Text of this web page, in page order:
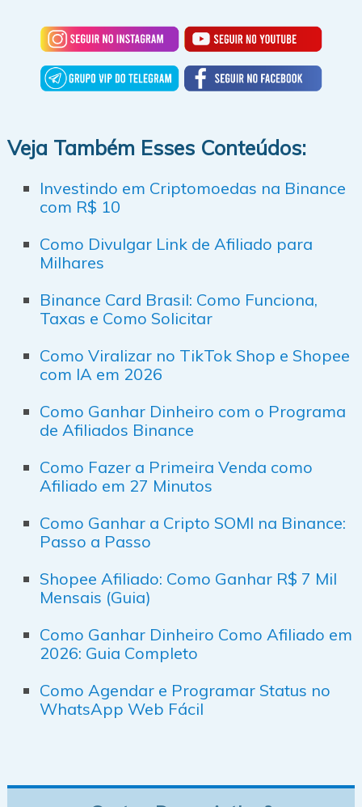
Veja Também Esses Conteúdos:
Investindo em Criptomoedas na Binance
com R$ 10
Como Divulgar Link de Afiliado para
Milhares
Binance Card Brasil: Como Funciona,
Taxas e Como Solicitar
Como Viralizar no TikTok Shop e Shopee
com IA em 2026
Como Ganhar Dinheiro com o Programa
de Afiliados Binance
Como Fazer a Primeira Venda como
Afiliado em 27 Minutos
Como Ganhar a Cripto SOMI na Binance:
Passo a Passo
Shopee Afiliado: Como Ganhar R$ 7 Mil
Mensais (Guia)
Como Ganhar Dinheiro Como Afiliado em
2026: Guia Completo
Como Agendar e Programar Status no
WhatsApp Web Fácil